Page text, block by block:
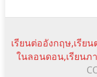
เรียนต่ออังกฤษ,เรี
ในลอนดอน,เรียนภ